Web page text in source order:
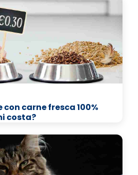
carne fresca 100%
costa?